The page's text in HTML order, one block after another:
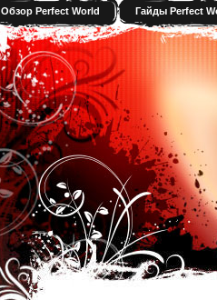
Обзор Perfect World Гайды Perfect